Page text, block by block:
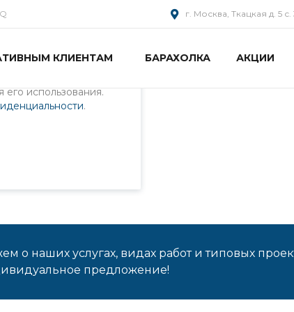
и
использования.
.
г. Москва, Ткацкая д. 5 с.
КЛИЕНТАМ БАРАХОЛКА АКЦИИ
о наших услугах, видах работ и типовых
предложение!